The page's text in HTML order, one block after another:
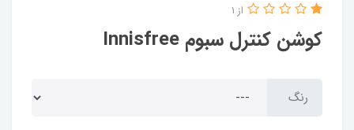
کوشن کنترل سبوم Innisfree
از 1
رنگ